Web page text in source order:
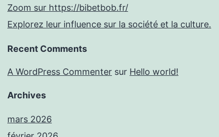
Zoom sur https://bibetbob.fr/
Explorez leur influence sur la société et la culture.
Recent Comments
A WordPress Commenter sur Hello world!
Archives
mars 2026